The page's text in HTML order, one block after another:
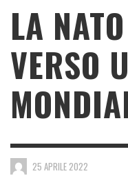
LA
VERSO
25 APRILE 2022